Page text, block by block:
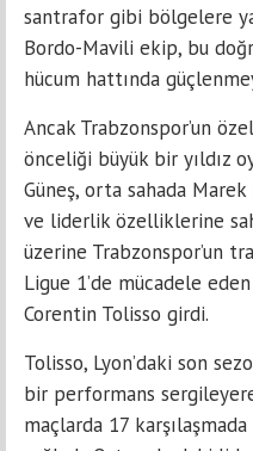
santrafor gibi bölgelere
Bordo-Mavili ekip, bu
hücum hattında
Ancak Trabzonspor’un
önceliği büyük bir yıldız
Güneş, orta sahada
ve liderlik özelliklerine
üzerine Trabzonspor’un
Ligue 1’de mücadele
Corentin Tolisso girdi.
Tolisso, Lyon’daki son
bir performans
maçlarda 17